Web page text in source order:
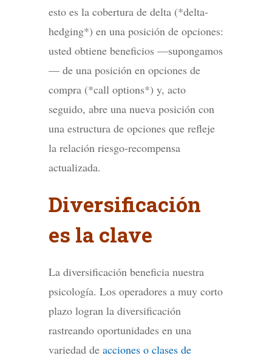
esto es la cobertura de delta (*delta-
hedging*) en una posición de opciones:
usted obtiene beneficios —supongamos
— de una posición en opciones de
compra (*call options*) y, acto
seguido, abre una nueva posición con
una estructura de opciones que refleje
la relación riesgo-recompensa
actualizada.
Diversificación
es la clave
La diversificación beneficia nuestra
psicología. Los operadores a muy corto
plazo logran la diversificación
rastreando oportunidades en una
variedad de acciones o clases de